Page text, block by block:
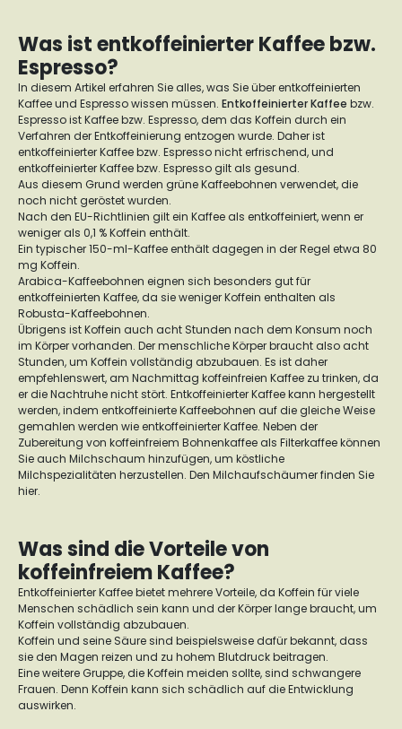
Was ist entkoffeinierter Kaffee bzw.
Espresso?
In diesem Artikel erfahren Sie alles, was Sie über entkoffeinierten
Kaffee und Espresso wissen müssen. Entkoffeinierter Kaffee bzw.
Espresso ist Kaffee bzw. Espresso, dem das Koffein durch ein
Verfahren der Entkoffeinierung entzogen wurde. Daher ist
entkoffeinierter Kaffee bzw. Espresso nicht erfrischend, und
entkoffeinierter Kaffee bzw. Espresso gilt als gesund.
Aus diesem Grund werden grüne Kaffeebohnen verwendet, die
noch nicht geröstet wurden.
Nach den EU-Richtlinien gilt ein Kaffee als entkoffeiniert, wenn er
weniger als 0,1 % Koffein enthält.
Ein typischer 150-ml-Kaffee enthält dagegen in der Regel etwa 80
mg Koffein.
Arabica-Kaffeebohnen eignen sich besonders gut für
entkoffeinierten Kaffee, da sie weniger Koffein enthalten als
Robusta-Kaffeebohnen.
Übrigens ist Koffein auch acht Stunden nach dem Konsum noch
im Körper vorhanden. Der menschliche Körper braucht also acht
Stunden, um Koffein vollständig abzubauen. Es ist daher
empfehlenswert, am Nachmittag koffeinfreien Kaffee zu trinken, da
er die Nachtruhe nicht stört. Entkoffeinierter Kaffee kann hergestellt
werden, indem entkoffeinierte Kaffeebohnen auf die gleiche Weise
gemahlen werden wie entkoffeinierter Kaffee. Neben der
Zubereitung von koffeinfreiem Bohnenkaffee als Filterkaffee können
Sie auch Milchschaum hinzufügen, um köstliche
Milchspezialitäten herzustellen. Den Milchaufschäumer finden Sie
hier.
Was sind die Vorteile von
koffeinfreiem Kaffee?
Entkoffeinierter Kaffee bietet mehrere Vorteile, da Koffein für viele
Menschen schädlich sein kann und der Körper lange braucht, um
Koffein vollständig abzubauen.
Koffein und seine Säure sind beispielsweise dafür bekannt, dass
sie den Magen reizen und zu hohem Blutdruck beitragen.
Eine weitere Gruppe, die Koffein meiden sollte, sind schwangere
Frauen. Denn Koffein kann sich schädlich auf die Entwicklung
auswirken.